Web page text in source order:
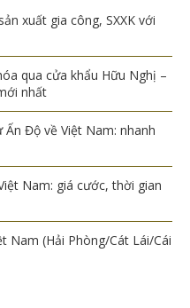
xuất gia công, SXXK với
qua cửa khẩu Hữu Nghị –
nhất
Độ về Việt Nam: nhanh
Nam: giá cước, thời gian
Nam (Hải Phòng/Cát Lái/Cái